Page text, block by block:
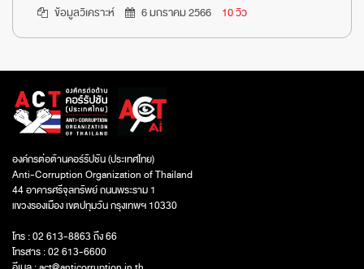
ข้อมูลวิเคราะห์ 6 มกราคม 2566 10 วิว
องค์กรต่อต้านคอร์รัปชัน (ประเทศไทย)
Anti-Corruption Organization of Thailand
44 อาคารศรีจุลทรัพย์ ถนนพระราม 1
แขวงรองเมือง เขตปทุมวัน กรุงเทพฯ 10330
โทร : 02 613-8863 ถึง 66
โทรสาร : 02 613-6600